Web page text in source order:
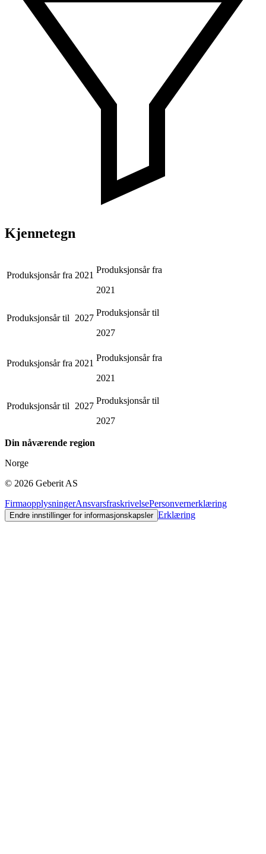
Kjennetegn
Produksjonsår fra 2021
Produksjonsår fra
2021
Produksjonsår til 2027
Produksjonsår til
2027
Produksjonsår fra 2021
Produksjonsår fra
2021
Produksjonsår til 2027
Produksjonsår til
2027
Din nåværende region
Norge
© 2026 Geberit AS
FirmaopplysningerAnsvarsfraskrivelsePersonvernerklæring
Endre innstillinger for informasjonskapsler Erklæring